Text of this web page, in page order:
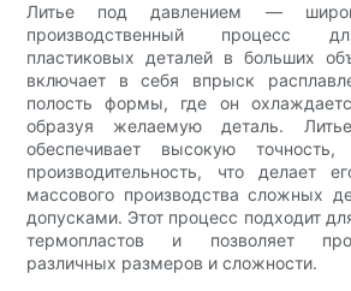
Литье под давлением —
производственный процесс
пластиковых деталей в больших
включает в себя впрыск
полость формы, где он
образуя желаемую деталь.
обеспечивает высокую
производительность, что делает
массового производства сложных
допусками. Этот процесс подходит
термопластов и позволяет
различных размеров и сложности.